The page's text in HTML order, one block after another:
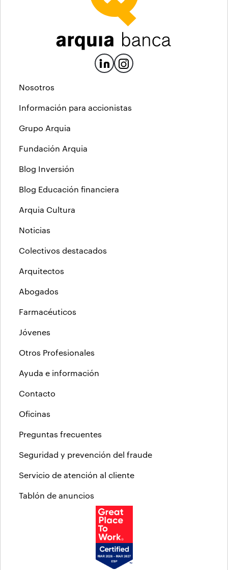
Nosotros
Información para accionistas
Grupo Arquia
Fundación Arquia
Blog Inversión
Blog Educación financiera
Arquia Cultura
Noticias
Colectivos destacados
Arquitectos
Abogados
Farmacéuticos
Jóvenes
Otros Profesionales
Ayuda e información
Contacto
Oficinas
Preguntas frecuentes
Seguridad y prevención del fraude
Servicio de atención al cliente
Tablón de anuncios